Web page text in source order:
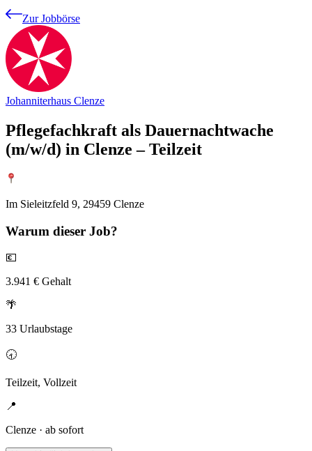
Zur Jobbörse
Johanniterhaus Clenze
Pflegefachkraft als Dauernachtwache
(m/w/d) in Clenze – Teilzeit
Im Sieleitzfeld 9, 29459 Clenze
Warum dieser Job?
💶
3.941 € Gehalt
🌴
33 Urlaubstage
🕣
Teilzeit, Vollzeit
📍
Clenze · ab sofort